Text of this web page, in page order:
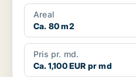
Areal
Ca. 80 m2
Pris pr. md.
Ca. 1,100 EUR pr md